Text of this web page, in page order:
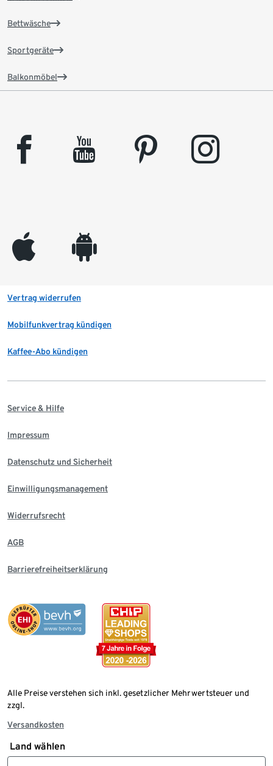
Bettwäsche
Sportgeräte
Balkonmöbel
facebook youtube pinterest instagram
appleinc android
Vertrag widerrufen
Mobilfunkvertrag kündigen
Kaffee-Abo kündigen
Service & Hilfe
Impressum
Datenschutz und Sicherheit
Einwilligungsmanagement
Widerrufsrecht
AGB
Barrierefreiheitserklärung
Alle Preise verstehen sich inkl. gesetzlicher Mehrwertsteuer und
zzgl.
Versandkosten
Land wählen